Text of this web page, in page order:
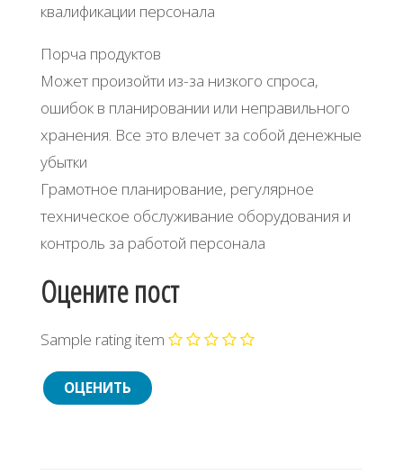
квалификации персонала
Порча продуктов
Может произойти из-за низкого спроса,
ошибок в планировании или неправильного
хранения. Все это влечет за собой денежные
убытки
Грамотное планирование, регулярное
техническое обслуживание оборудования и
контроль за работой персонала
Оцените пост
Sample rating item